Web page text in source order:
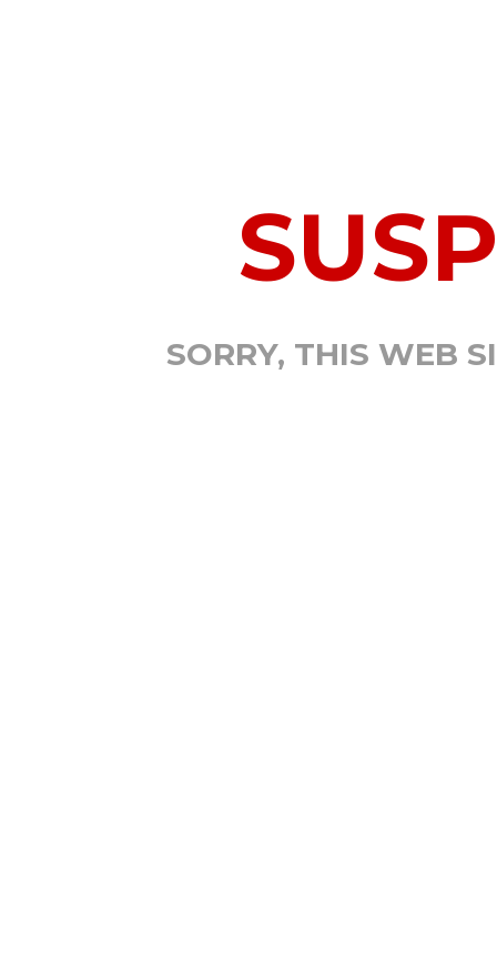
SORRY, THIS WEB